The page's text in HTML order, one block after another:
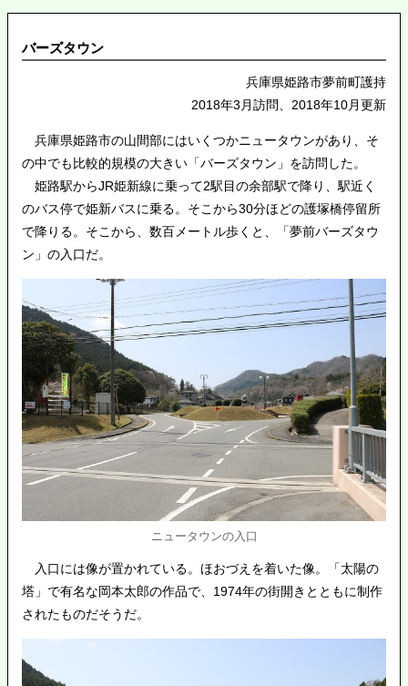
バーズタウン
兵庫県姫路市夢前町護持
2018年3月訪問、2018年10月更新
兵庫県姫路市の山間部にはいくつかニュータウンがあり、そ
の中でも比較的規模の大きい「バーズタウン」を訪問した。
姫路駅からJR姫新線に乗って2駅目の余部駅で降り、駅近く
のバス停で姫新バスに乗る。そこから30分ほどの護塚橋停留所
で降りる。そこから、数百メートル歩くと、「夢前バーズタウ
ン」の入口だ。
ニュータウンの入口
入口には像が置かれている。ほおづえを着いた像。「太陽の
塔」で有名な岡本太郎の作品で、1974年の街開きとともに制作
されたものだそうだ。